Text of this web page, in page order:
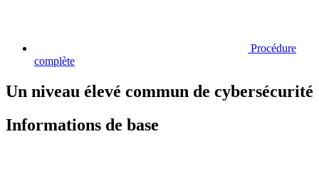
Procédure
complète
Un niveau élevé commun de cybersécurité
Informations de base